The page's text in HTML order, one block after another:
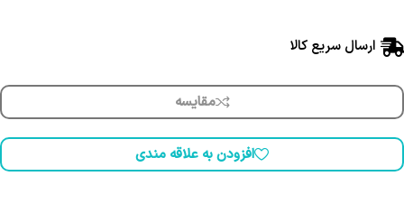
ارسال سریع کالا
مقایسه
افزودن به علاقه مندی